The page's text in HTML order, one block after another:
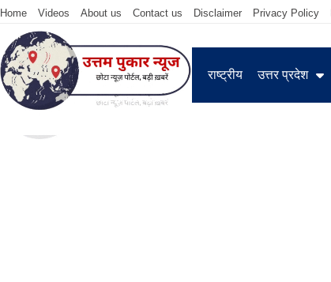
Home Videos About us Contact us Disclaimer Privacy Policy
राष्ट्रीय उत्तर प्रदेश